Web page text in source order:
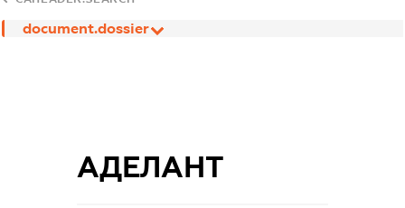
document.dossier
АДЕЛАНТ